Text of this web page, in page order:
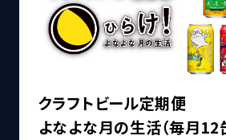
クラフトビール定期便
よなよな月の生活（毎月12